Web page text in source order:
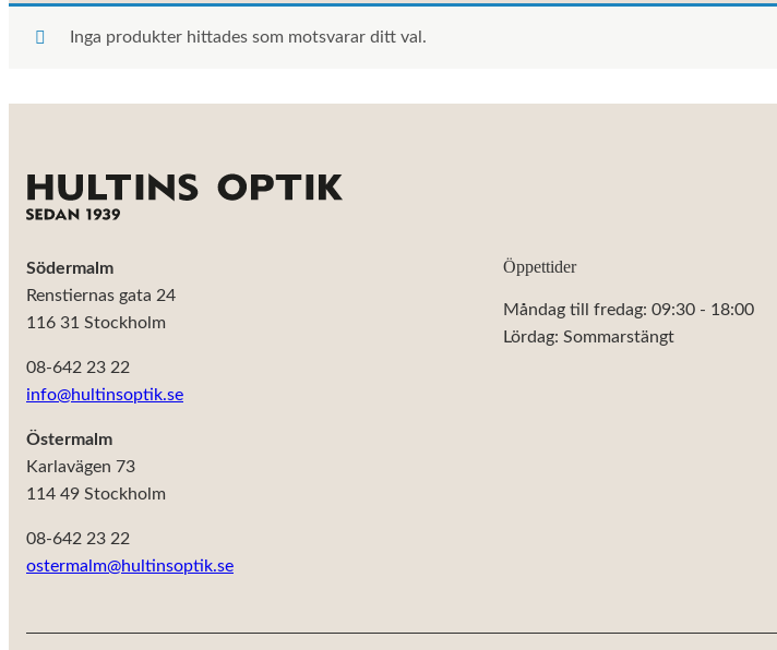
Inga produkter hittades som motsvarar ditt val.
Södermalm
Renstiernas gata 24
116 31 Stockholm
08-642 23 22
info@hultinsoptik.se
Östermalm
Karlavägen 73
114 49 Stockholm
08-642 23 22
ostermalm@hultinsoptik.se
Öppettider
Måndag till fredag: 09:30 - 18:00
Lördag: Sommarstängt
går inte att